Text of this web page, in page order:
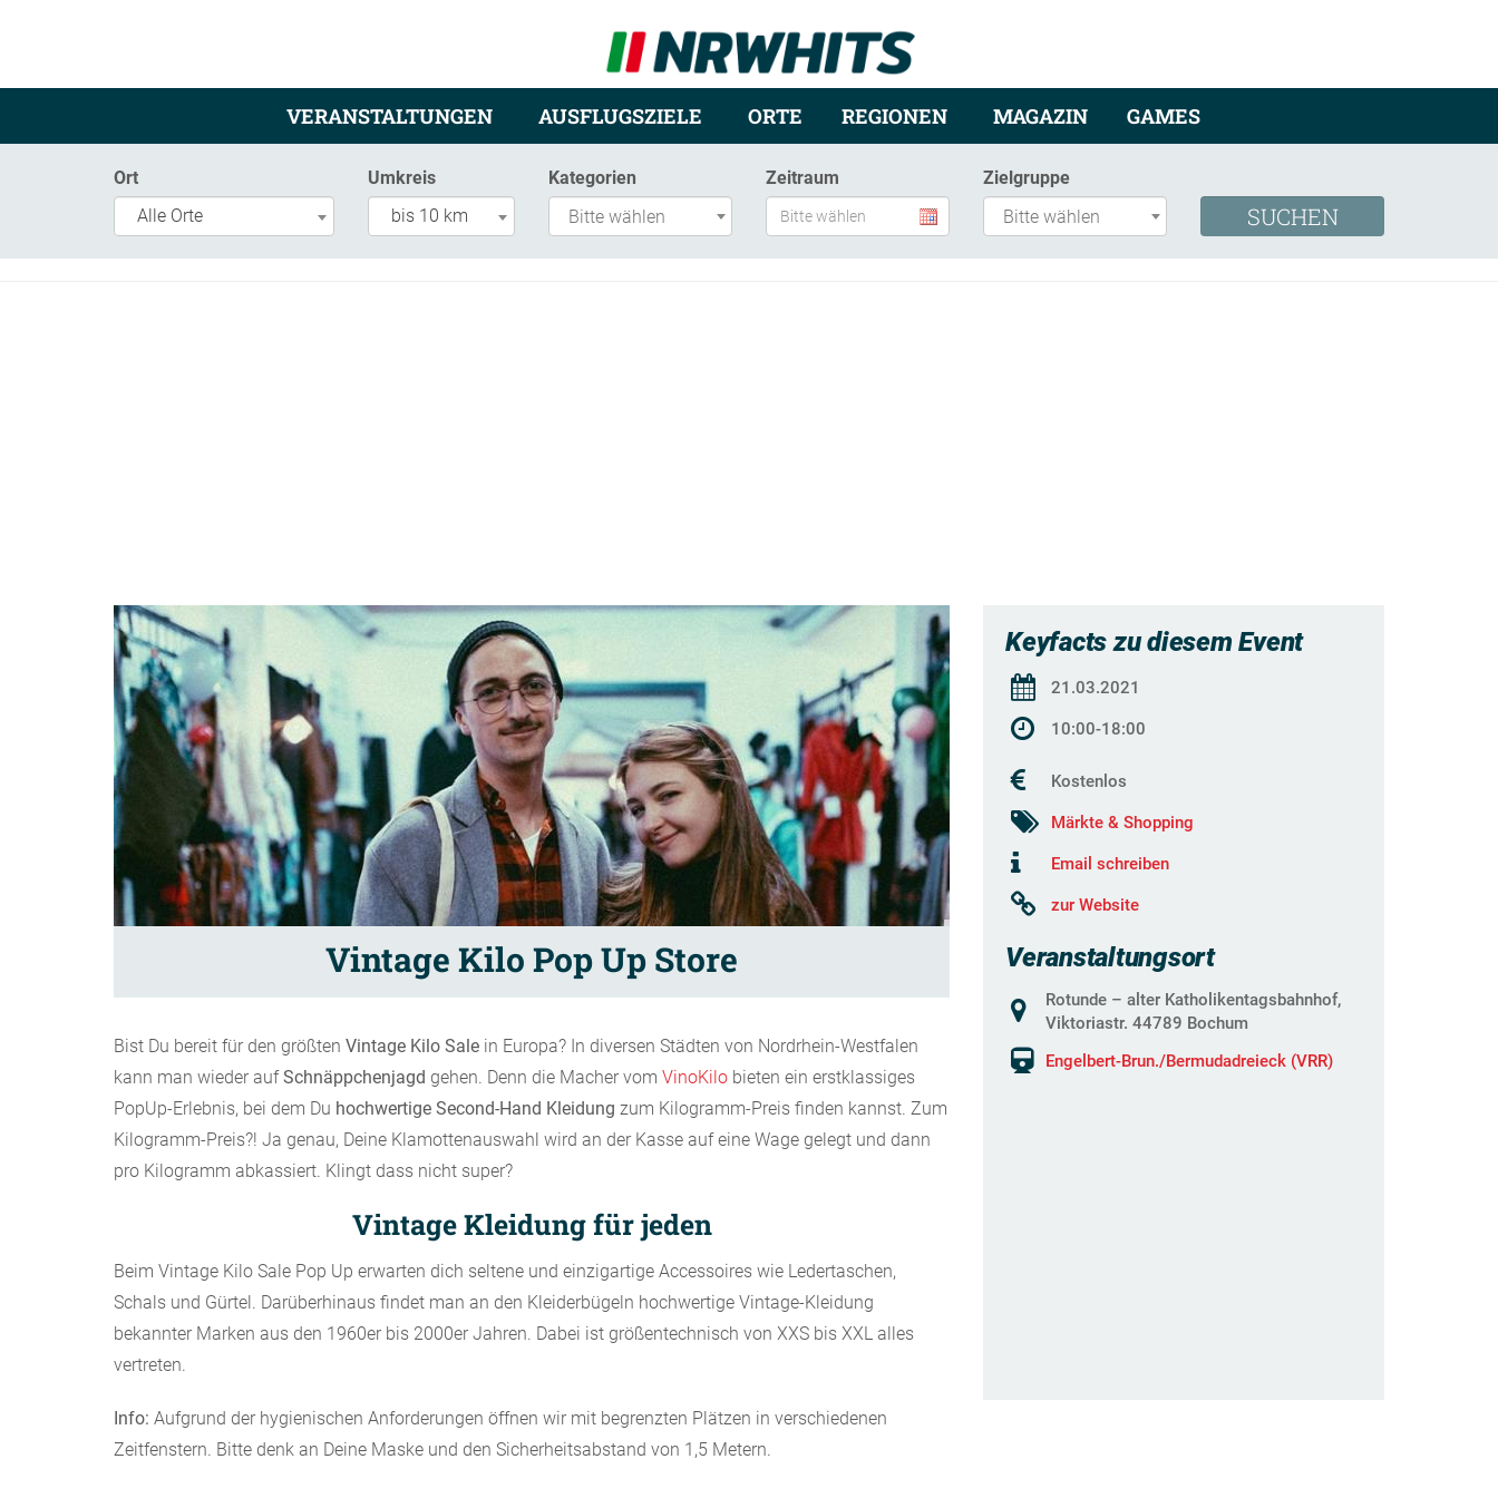
VERANSTALTUNGEN AUSFLUGSZIELE ORTE REGIONEN MAGAZIN GAMES
Ort
Alle Orte
Umkreis
bis 10 km
Kategorien Zeitraum Zielgruppe
Vintage Kilo Pop Up Store
Bist Du bereit für den größten Vintage Kilo Sale in Europa? In diversen Städten von Nordrhein-Westfalen
kann man wieder aufSchnäppchenjagd gehen. Denn die Macher vom VinoKilo bieten ein erstklassiges
PopUp-Erlebnis, bei dem Du hochwertige Second-Hand Kleidung zum Kilogramm-Preis finden kannst. Zum
Kilogramm-Preis?! Ja genau, Deine Klamottenauswahl wird an der Kasse auf eine Wage gelegt und dann
pro Kilogramm abkassiert. Klingt dass nicht super?
Vintage Kleidung für jeden
Beim Vintage Kilo Sale Pop Up erwarten dich seltene und einzigartige Accessoires wie Ledertaschen,
Schals und Gürtel. Darüberhinaus findet man an den Kleiderbügeln hochwertige Vintage-Kleidung
bekannter Marken aus den 1960er bis 2000er Jahren. Dabei ist größentechnisch von XXS bis XXL alles
vertreten.
Info: Aufgrund der hygienischen Anforderungen öffnen wir mit begrenzten Plätzen in verschiedenen
Zeitfenstern. Bitte denk an Deine Maske und den Sicherheitsabstand von 1,5 Metern.
Keyfacts zu diesem Event
21.03.2021
10:00-18:00
Kostenlos
Märkte & Shopping
Email schreiben
zur Website
Veranstaltungsort
Rotunde – alter Katholikentagsbahnhof,
Viktoriastr. 44789 Bochum
Engelbert-Brun./Bermudadreieck (VRR)